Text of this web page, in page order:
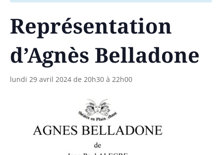
Représentation
d’Agnès Belladone
lundi 29 avril 2024 de 20h30 à 22h00